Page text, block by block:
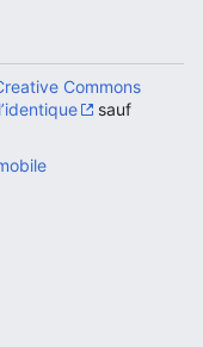
Commons
sauf